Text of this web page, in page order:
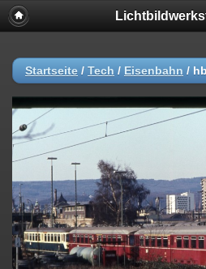
Startseite / Tech / Eisenbahn /